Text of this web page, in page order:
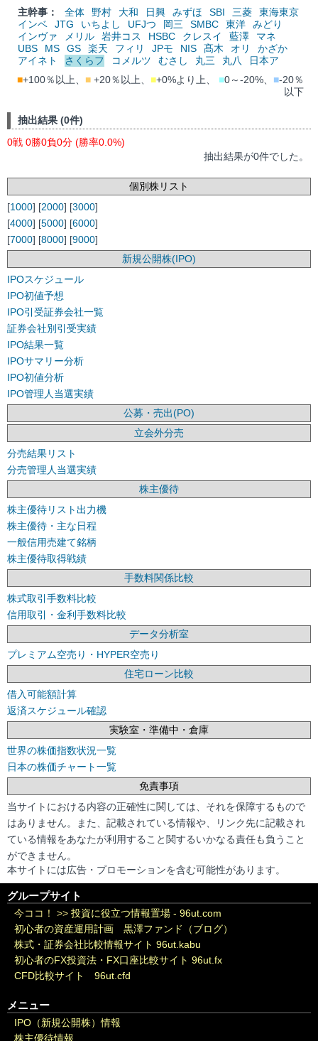
主幹事：
全体 野村 大和 日興 みずほ SBI 三菱
東海東京
インベ
JTG いちよし UFJつ 岡三 SMBC 東洋
みどり
インヴァ
メリル 岩井コス HSBC クレスイ 藍澤
マネ
UBS
MS GS 楽天 フィリ JPモ NIS 髙木 オリ
かざか
アイネト
さくらフ コメルツ むさし 丸三 丸八
日本ア
■+100％以上、 ■ +20％以上、 ■+0%より上、 ■0～-20%、 ■-20％
以下
抽出結果 (0件)
0戦 0勝0負0分 (勝率0.0%)
抽出結果が0件でした。
個別株リスト
[1000] [2000] [3000]
[4000] [5000] [6000]
[7000] [8000] [9000]
新規公開株(IPO)
IPOスケジュール
IPO初値予想
IPO引受証券会社一覧
証券会社別引受実績
IPO結果一覧
IPOサマリー分析
IPO初値分析
IPO管理人当選実績
公募・売出(PO)
立会外分売
分売結果リスト
分売管理人当選実績
株主優待
株主優待リスト出力機
株主優待・主な日程
一般信用売建て銘柄
株主優待取得戦績
手数料関係比較
株式取引手数料比較
信用取引・金利手数料比較
データ分析室
プレミアム空売り・HYPER空売り
住宅ローン比較
借入可能額計算
返済スケジュール確認
実験室・準備中・倉庫
世界の株価指数状況一覧
日本の株価チャート一覧
免責事項
当サイトにおける内容の正確性に関しては、それを保障するもので
はありません。また、記載されている情報や、リンク先に記載され
ている情報をあなたが利用すること関するいかなる責任も負うこと
ができません。
本サイトには広告・プロモーションを含む可能性があります。
グループサイト
今ココ！ >> 投資に役立つ情報置場 - 96ut.com
初心者の資産運用計画 黒澤ファンド（ブログ）
株式・証券会社比較情報サイト 96ut.kabu
初心者のFX投資法・FX口座比較サイト 96ut.fx
CFD比較サイト 96ut.cfd
メニュー
IPO（新規公開株）情報
株主優待情報